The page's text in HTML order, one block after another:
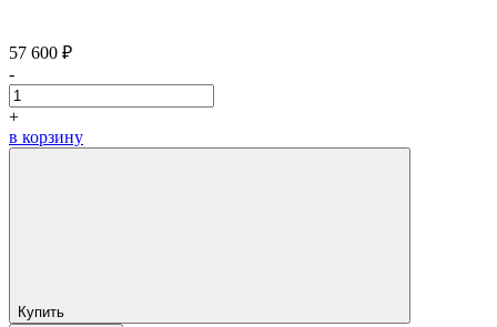
57 600 ₽
-
+
в корзину
Купить